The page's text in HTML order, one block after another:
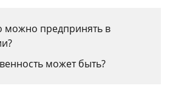
можно предпринять в
может быть?